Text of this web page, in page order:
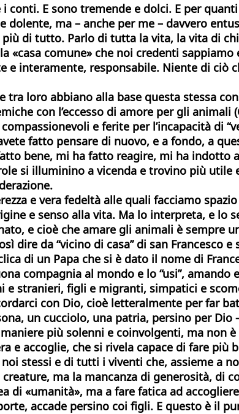
conti. E sono tremende e dolci. E per
ma – anche per me – davvero
di tutto. Parlo di tutta la vita, la vita di
comune» che noi credenti
interamente, responsabile. Niente di ciò
loro abbiano alla base questa stessa
con l’eccesso di amore per gli
e ferite per l’incapacità di
fatto pensare di nuovo, e a fondo, a
bene, mi ha fatto reagire, mi ha indotto
si illuminino a vicenda e trovino più
e vera fedeltà alle quali facciamo
e senso alla vita. Ma lo interpreta, e lo
e cioè che amare gli animali è sempre
dire da “vicino di casa” di san Francesco
di un Papa che si è dato il nome di
compagnia al mondo e lo “usi”,
stranieri, figli e migranti, simpatici e
con Dio, cioè letteralmente per far
un cucciolo, una patria, persino per
più solenni e coinvolgenti, ma non
e accoglie, che si rivela capace di fare
stessi e di tutti i viventi che, assieme a
ma la mancanza di generosità, di
«umanità», ma a fare fatica ad
accade persino coi figli. E questo è il